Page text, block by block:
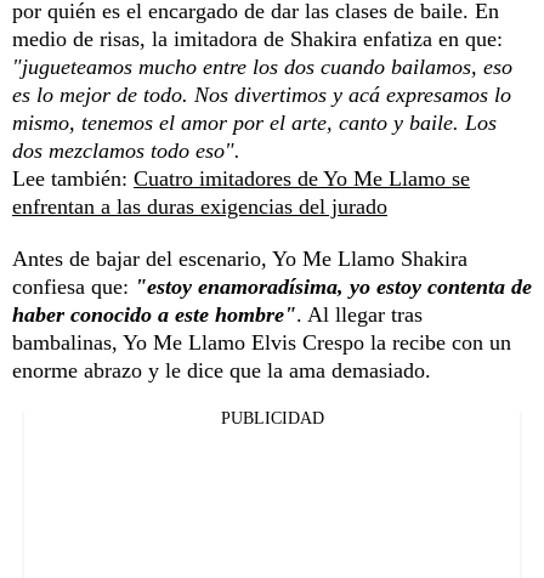
por quién es el encargado de dar las clases de baile. En
medio de risas, la imitadora de Shakira enfatiza en que:
"jugueteamos mucho entre los dos cuando bailamos, eso
es lo mejor de todo. Nos divertimos y acá expresamos lo
mismo, tenemos el amor por el arte, canto y baile. Los
dos mezclamos todo eso".
Lee también: Cuatro imitadores de Yo Me Llamo se
enfrentan a las duras exigencias del jurado
Antes de bajar del escenario, Yo Me Llamo Shakira
confiesa que: "estoy enamoradísima, yo estoy contenta de
haber conocido a este hombre". Al llegar tras
bambalinas, Yo Me Llamo Elvis Crespo la recibe con un
enorme abrazo y le dice que la ama demasiado.
PUBLICIDAD